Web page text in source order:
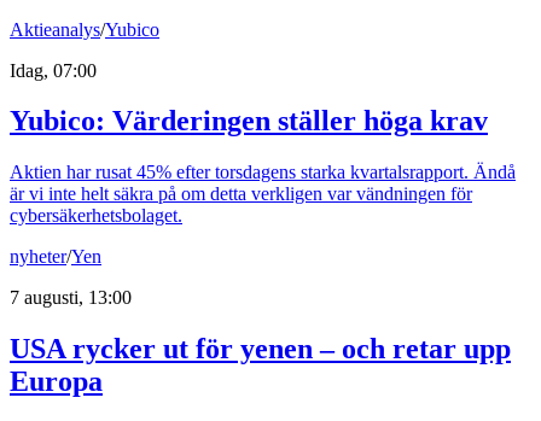
Aktieanalys/Yubico
Idag, 07:00
Yubico: Värderingen ställer höga krav
Aktien har rusat 45% efter torsdagens starka kvartalsrapport. Ändå
är vi inte helt säkra på om detta verkligen var vändningen för
cybersäkerhetsbolaget.
nyheter/Yen
7 augusti, 13:00
USA rycker ut för yenen – och retar upp
Europa